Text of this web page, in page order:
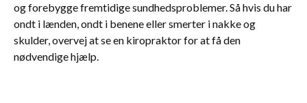
og forebygge fremtidige sundhedsproblemer. Så hvis du har
ondt i lænden, ondt i benene eller smerter i nakke og
skulder, overvej at se en kiropraktor for at få den
nødvendige hjælp.